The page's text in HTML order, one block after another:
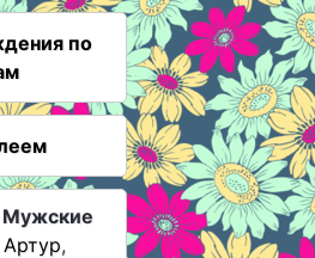
по
Артур,